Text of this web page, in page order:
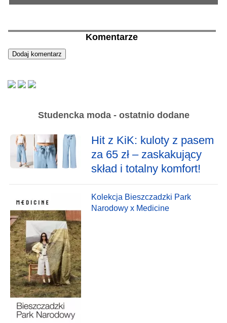
Komentarze
Studencka moda - ostatnio dodane
Hit z KiK: kuloty z pasem
za 65 zł – zaskakujący
skład i totalny komfort!
Kolekcja Bieszczadzki Park
Narodowy x Medicine